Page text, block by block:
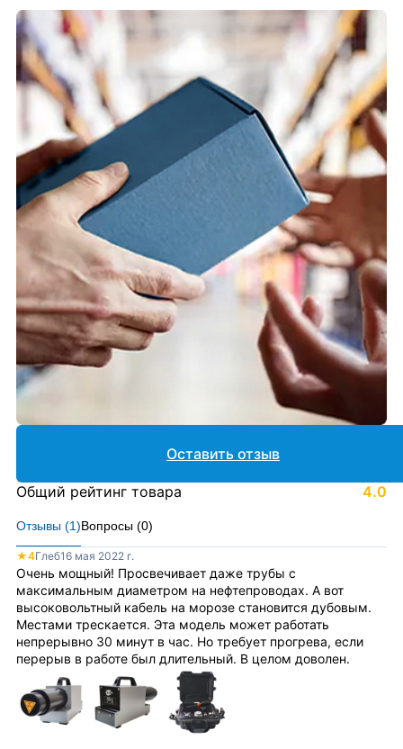
Отзывы (1)Вопросы (0)
★4Глеб16 мая 2022 г.
Очень мощный! Просвечивает даже трубы с
максимальным диаметром на нефтепроводах. А вот
высоковольтный кабель на морозе становится дубовым.
Местами трескается. Эта модель может работать
непрерывно 30 минут в час. Но требует прогрева, если
перерыв в работе был длительный. В целом доволен.
Оставить отзыв
Общий рейтинг товара 4.0